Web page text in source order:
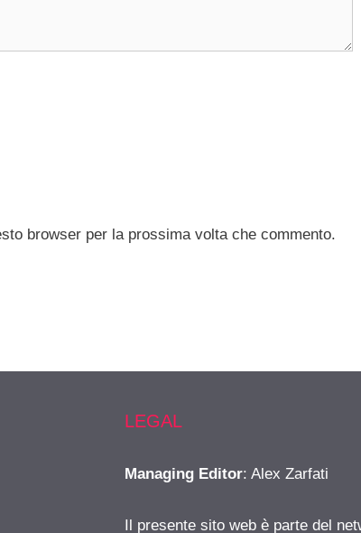
browser per la prossima volta che commento.
LEGAL
Managing Editor: Alex Zarfati
Il presente sito web è parte del